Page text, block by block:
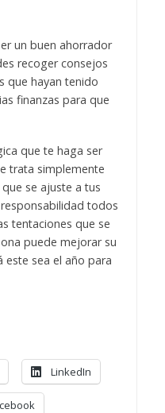
un buen ahorrador
recoger consejos
que hayan tenido
finanzas para que
que te haga ser
trata simplemente
se ajuste a tus
todos
tentaciones que se
puede mejorar su
este sea el año para
LinkedIn